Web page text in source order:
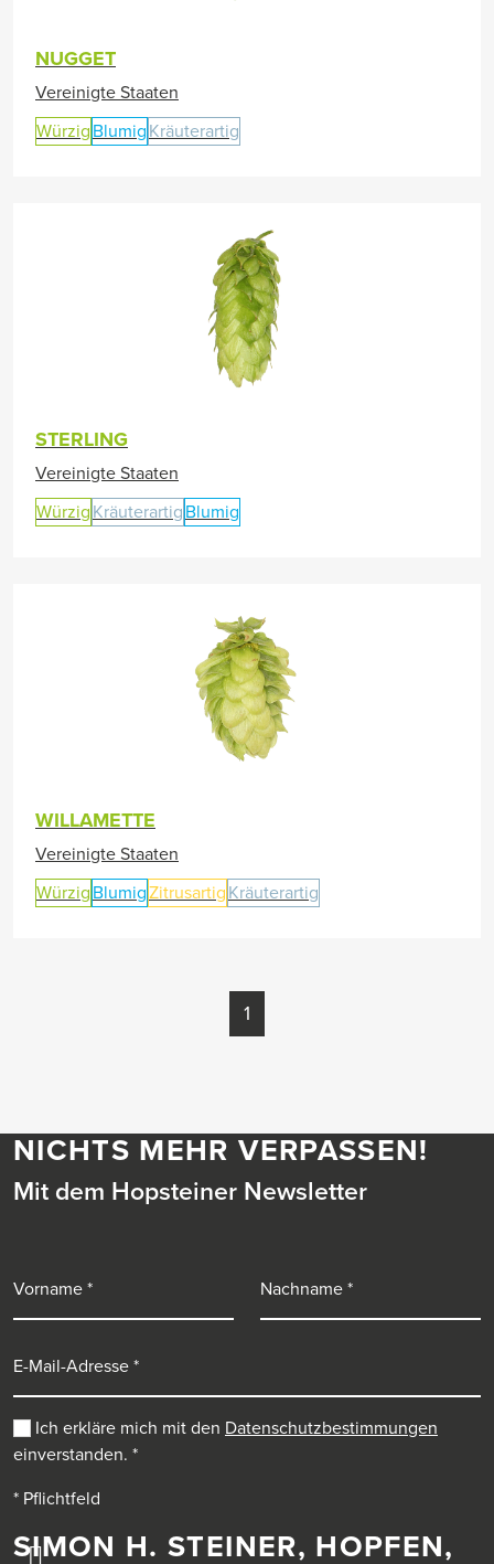
NUGGET
Vereinigte Staaten
Würzig Blumig Kräuterartig
STERLING
Vereinigte Staaten
Würzig Kräuterartig Blumig
WILLAMETTE
Vereinigte Staaten
Würzig BlumigZitrusartig Kräuterartig
1
SIMON H. STEINER, HOPFEN,
NICHTS MEHR VERPASSEN!
Mit dem Hopsteiner Newsletter
Ich erkläre mich mit den Datenschutzbestimmungen
einverstanden. *
* Pflichtfeld